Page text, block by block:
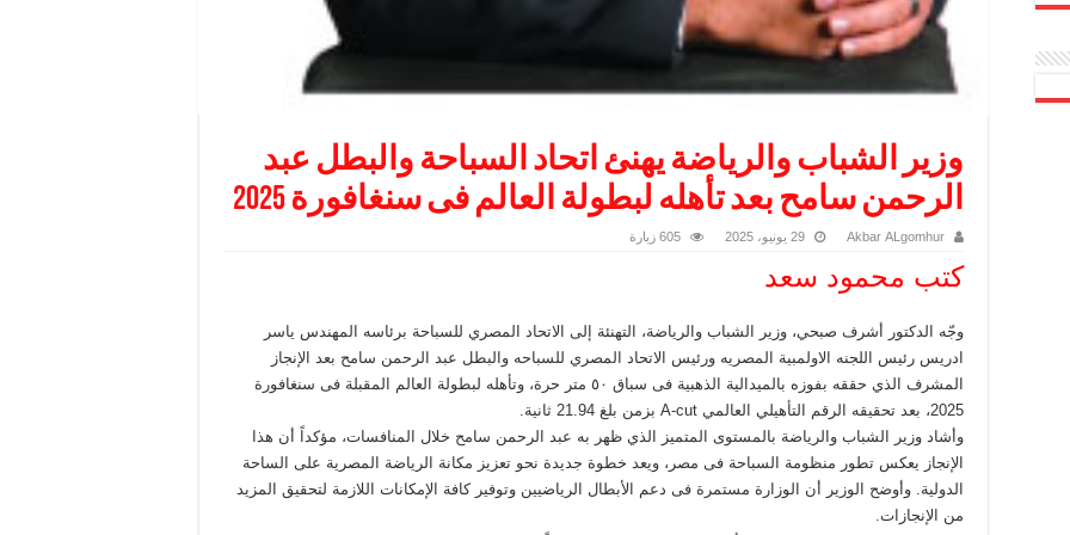
وزير الشباب والرياضة يهنئ اتحاد السباحة والبطل عبد
الرحمن سامح بعد تأهله لبطولة العالم فى سنغافورة 2025
Akbar ALgomhur 29 يونيو، 2025 605 زيارة
كتب محمود سعد
وجّه الدكتور أشرف صبحي، وزير الشباب والرياضة، التهنئة إلى الاتحاد المصري للسباحة برئاسه المهندس ياسر
ادريس رئيس اللجنه الاولمبية المصريه ورئيس الاتحاد المصري للسباحه والبطل عبد الرحمن سامح بعد الإنجاز
المشرف الذي حققه بفوزه بالميدالية الذهبية فى سباق ٥٠ متر حرة، وتأهله لبطولة العالم المقبلة فى سنغافورة
2025، بعد تحقيقه الرقم التأهيلي العالمي A-cut بزمن بلغ 21.94 ثانية.
وأشاد وزير الشباب والرياضة بالمستوى المتميز الذي ظهر به عبد الرحمن سامح خلال المنافسات، مؤكداً أن هذا
الإنجاز يعكس تطور منظومة السباحة فى مصر، ويعد خطوة جديدة نحو تعزيز مكانة الرياضة المصرية على الساحة
الدولية. وأوضح الوزير أن الوزارة مستمرة فى دعم الأبطال الرياضيين وتوفير كافة الإمكانات اللازمة لتحقيق المزيد
من الإنجازات.